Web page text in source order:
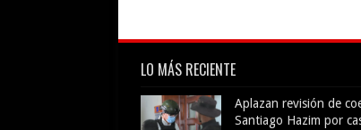
LO MÁS RECIENTE
Aplazan revisión de
Santiago Hazim por